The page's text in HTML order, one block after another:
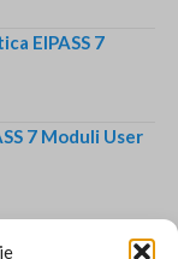
EIPASS 7
7 Moduli User